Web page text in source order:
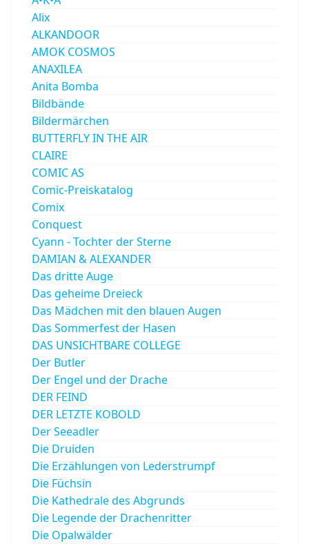
Alix
ALKANDOOR
AMOK COSMOS
ANAXILEA
Anita Bomba
Bildbände
Bildermärchen
BUTTERFLY IN THE AIR
CLAIRE
COMIC AS
Comic-Preiskatalog
Comix
Conquest
Cyann - Tochter der Sterne
DAMIAN & ALEXANDER
Das dritte Auge
Das geheime Dreieck
Das Mädchen mit den blauen Augen
Das Sommerfest der Hasen
DAS UNSICHTBARE COLLEGE
Der Butler
Der Engel und der Drache
DER FEIND
DER LETZTE KOBOLD
Der Seeadler
Die Druiden
Die Erzählungen von Lederstrumpf
Die Füchsin
Die Kathedrale des Abgrunds
Die Legende der Drachenritter
Die Opalwälder